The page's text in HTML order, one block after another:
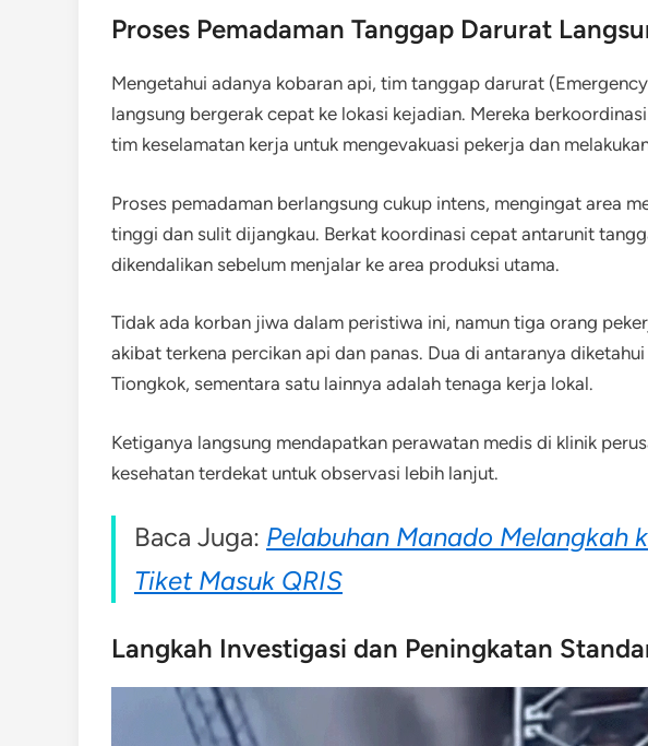
Proses Pemadaman Tanggap Darurat
Mengetahui adanya kobaran api, tim tanggap darurat
langsung bergerak cepat ke lokasi kejadian. Mereka
tim keselamatan kerja untuk mengevakuasi pekerja dan
Proses pemadaman berlangsung cukup intens, mengingat area
tinggi dan sulit dijangkau. Berkat koordinasi cepat antarunit
dikendalikan sebelum menjalar ke area produksi utama.
Tidak ada korban jiwa dalam peristiwa ini, namun tiga orang
akibat terkena percikan api dan panas. Dua di antaranya
Tiongkok, sementara satu lainnya adalah tenaga kerja lokal.
Ketiganya langsung mendapatkan perawatan medis di klinik
kesehatan terdekat untuk observasi lebih lanjut.
Baca Juga: Pelabuhan Manado Melangkah
Tiket Masuk QRIS
Langkah Investigasi dan Peningkatan